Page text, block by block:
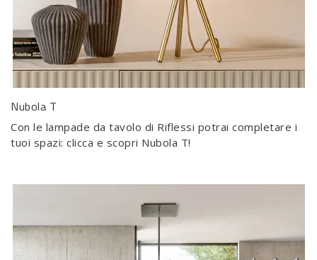
Nubola T
Con le lampade da tavolo di Riflessi potrai completare i
tuoi spazi: clicca e scopri Nubola T!